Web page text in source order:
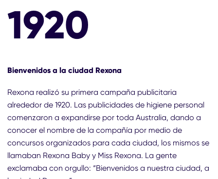
1920
Bienvenidos a la ciudad Rexona
Rexona realizó su primera campaña publicitaria
alrededor de 1920. Las publicidades de higiene personal
comenzaron a expandirse por toda Australia, dando a
conocer el nombre de la compañía por medio de
concursos organizados para cada ciudad, los mismos se
llamaban Rexona Baby y Miss Rexona. La gente
exclamaba con orgullo: “Bienvenidos a nuestra ciudad, a